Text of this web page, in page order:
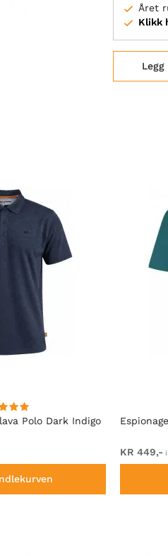
Året
Klikk
Polo Dark Indigo
KR 449,-